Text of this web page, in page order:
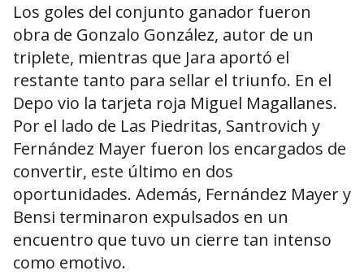
Los goles del conjunto ganador fueron
obra de Gonzalo González, autor de un
triplete, mientras que Jara aportó el
restante tanto para sellar el triunfo. En el
Depo vio la tarjeta roja Miguel Magallanes.
Por el lado de Las Piedritas, Santrovich y
Fernández Mayer fueron los encargados de
convertir, este último en dos
oportunidades. Además, Fernández Mayer y
Bensi terminaron expulsados en un
encuentro que tuvo un cierre tan intenso
como emotivo.